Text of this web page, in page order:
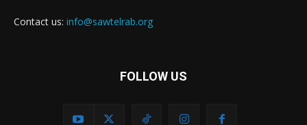
Contact us: info@sawtelrab.org
FOLLOW US